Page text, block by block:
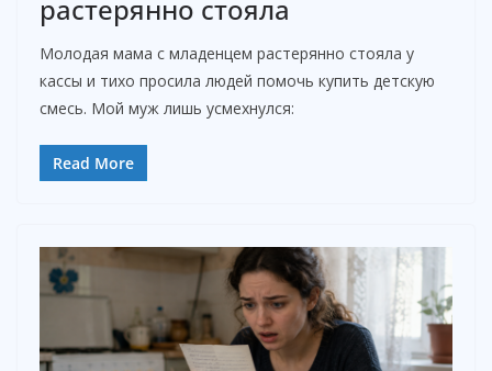
растерянно стояла
Молодая мама с младенцем растерянно стояла у
кассы и тихо просила людей помочь купить детскую
смесь. Мой муж лишь усмехнулся:
Read More